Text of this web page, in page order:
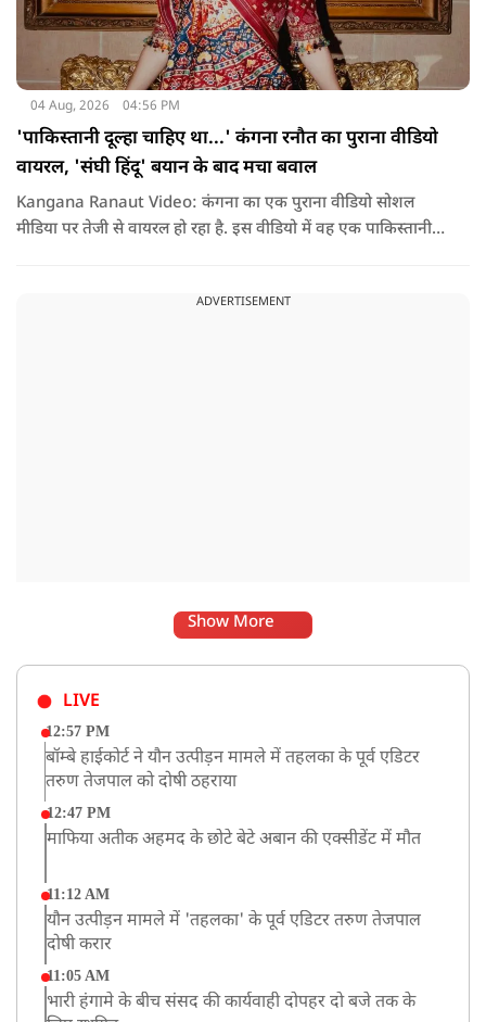
04 Aug, 2026 04:56 PM
'पाकिस्तानी दूल्हा चाहिए था...' कंगना रनौत का पुराना वीडियो
वायरल, 'संघी हिंदू' बयान के बाद मचा बवाल
Kangana Ranaut Video: कंगना का एक पुराना वीडियो सोशल
मीडिया पर तेजी से वायरल हो रहा है. इस वीडियो में वह एक पाकिस्तानी
ADVERTISEMENT
Show More
LIVE
12:57 PM
बॉम्बे हाईकोर्ट ने यौन उत्पीड़न मामले में तहलका के पूर्व एडिटर
तरुण तेजपाल को दोषी ठहराया
12:47 PM
माफिया अतीक अहमद के छोटे बेटे अबान की एक्सीडेंट में मौत
11:12 AM
यौन उत्पीड़न मामले में 'तहलका' के पूर्व एडिटर तरुण तेजपाल
दोषी करार
11:05 AM
भारी हंगामे के बीच संसद की कार्यवाही दोपहर दो बजे तक के